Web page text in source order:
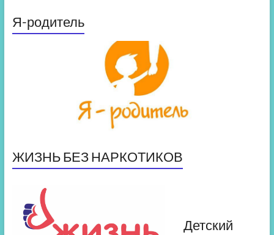
Я-родитель
ЖИЗНЬ БЕЗ НАРКОТИКОВ
Детский